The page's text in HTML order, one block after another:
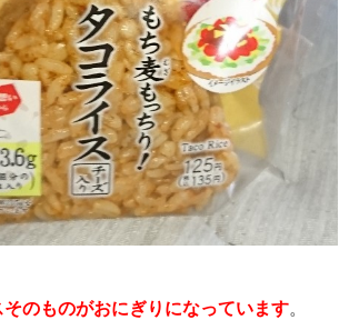
そのものがおにぎりになっています。